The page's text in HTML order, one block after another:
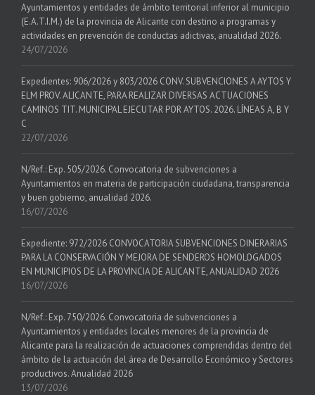
Ayuntamientos y entidades de ámbito territorial inferior al municipio
(E.A.T.I.M.) de la provincia de Alicante con destino a programas y
actividades en prevención de conductas adictivas, anualidad 2026.
24/07/2026
Expedientes: 906/2026 y 803/2026 CONV. SUBVENCIONES A AYTOS Y
ELM PROV. ALICANTE, PARA REALIZAR DIVERSAS ACTUACIONES
CAMINOS TIT. MUNICIPAL EJECUTAR POR AYTOS. 2026. LÍNEAS A, B Y
C
22/07/2026
N/Ref.: Exp. 505/2026. Convocatoria de subvenciones a
Ayuntamientos en materia de participación ciudadana, transparencia
y buen gobierno, anualidad 2026.
16/07/2026
Expediente: 972/2026 CONVOCATORIA SUBVENCIONES DINERARIAS
PARA LA CONSERVACIÓN Y MEJORA DE SENDEROS HOMOLOGADOS
EN MUNICIPIOS DE LA PROVINCIA DE ALICANTE, ANUALIDAD 2026
16/07/2026
N/Ref.: Exp. 750/2026. Convocatoria de subvenciones a
Ayuntamientos y entidades locales menores de la provincia de
Alicante para la realización de actuaciones comprendidas dentro del
ámbito de la actuación del área de Desarrollo Económico y Sectores
productivos. Anualidad 2026
13/07/2026